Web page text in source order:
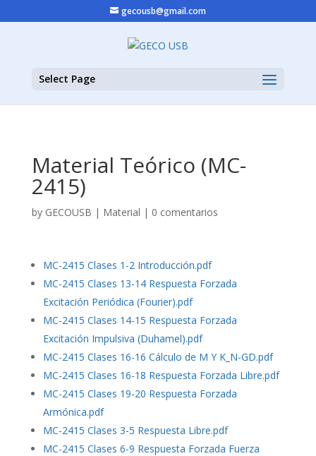
gecousb@gmail.com
Select Page
Material Teórico (MC-
2415)
by GECOUSB | Material | 0 comentarios
MC-2415 Clases 1-2 Introducción.pdf
MC-2415 Clases 13-14 Respuesta Forzada
Excitación Periódica (Fourier).pdf
MC-2415 Clases 14-15 Respuesta Forzada
Excitación Impulsiva (Duhamel).pdf
MC-2415 Clases 16-16 Cálculo de M Y K_N-GD.pdf
MC-2415 Clases 16-18 Respuesta Forzada Libre.pdf
MC-2415 Clases 19-20 Respuesta Forzada
Armónica.pdf
MC-2415 Clases 3-5 Respuesta Libre.pdf
MC-2415 Clases 6-9 Respuesta Forzada Fuerza